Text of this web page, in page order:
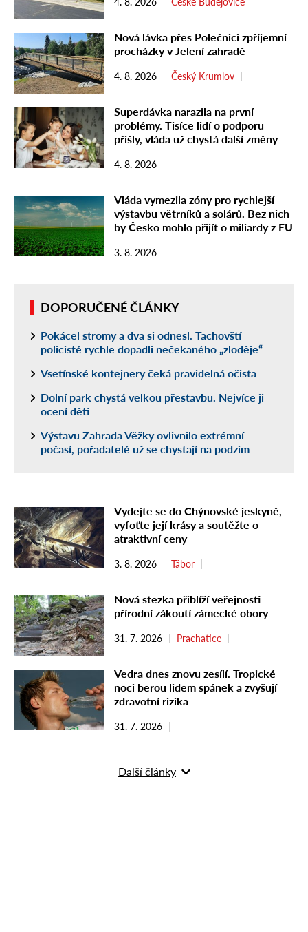
Nová lávka přes Polečnici zpříjemní
procházky v Jelení zahradě
4. 8. 2026 Český Krumlov
Superdávka narazila na první
problémy. Tisíce lidí o podporu
přišly, vláda už chystá další změny
4. 8. 2026
Vláda vymezila zóny pro rychlejší
výstavbu větrníků a solárů. Bez nich
by Česko mohlo přijít o miliardy z EU
3. 8. 2026
DOPORUČENÉ ČLÁNKY
Pokácel stromy a dva si odnesl. Tachovští
policisté rychle dopadli nečekaného „zloděje“
Vsetínské kontejnery čeká pravidelná očista
Dolní park chystá velkou přestavbu. Nejvíce ji
ocení děti
Výstavu Zahrada Věžky ovlivnilo extrémní
počasí, pořadatelé už se chystají na podzim
Vydejte se do Chýnovské jeskyně,
vyfoťte její krásy a soutěžte o
atraktivní ceny
3. 8. 2026 Tábor
Nová stezka přiblíží veřejnosti
přírodní zákoutí zámecké obory
31. 7. 2026 Prachatice
Vedra dnes znovu zesílí. Tropické
noci berou lidem spánek a zvyšují
zdravotní rizika
31. 7. 2026
Další články